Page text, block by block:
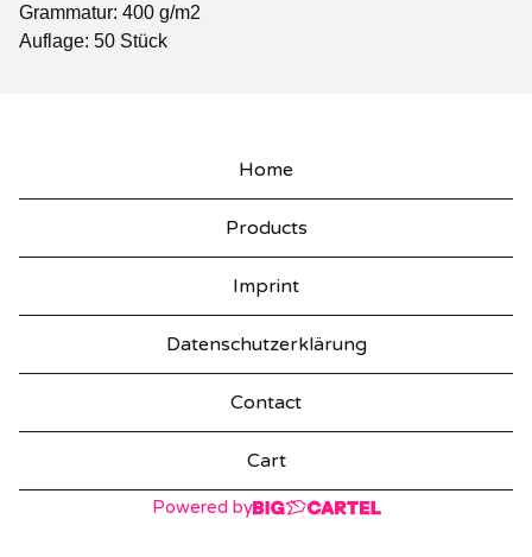
Grammatur: 400 g/m2
Auflage: 50 Stück
Home
Products
Imprint
Datenschutzerklärung
Contact
Cart
Powered by